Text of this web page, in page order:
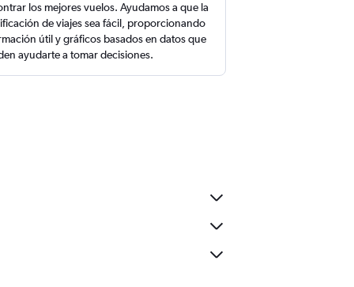
los mejores vuelos. Ayudamos a que la
de viajes sea fácil, proporcionando
útil y gráficos basados en datos que
ayudarte a tomar decisiones.